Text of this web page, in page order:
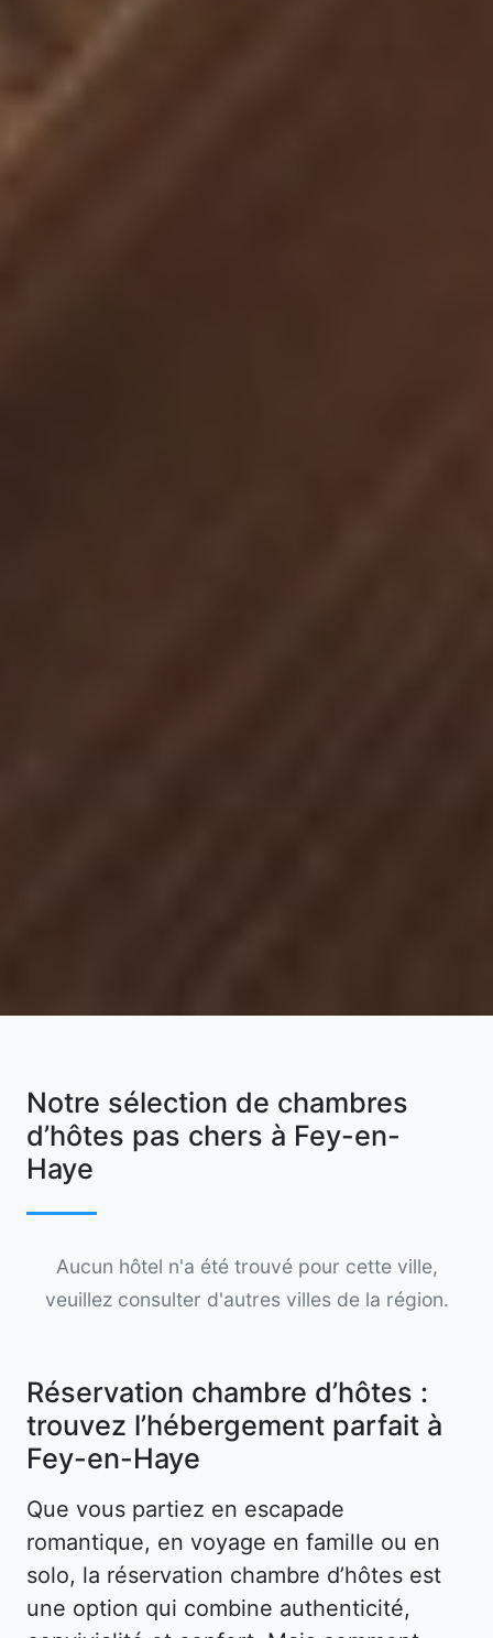
Notre sélection de chambres
d’hôtes pas chers à Fey-en-
Haye
Aucun hôtel n'a été trouvé pour cette ville,
veuillez consulter d'autres villes de la région.
Réservation chambre d’hôtes :
trouvez l’hébergement parfait à
Fey-en-Haye
Que vous partiez en escapade
romantique, en voyage en famille ou en
solo, la réservation chambre d’hôtes est
une option qui combine authenticité,